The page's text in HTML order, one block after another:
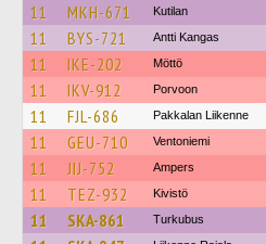
11 MKH-671 Kutilan
11 BYS-721 Antti Kangas
11 IKE-202 Möttö
11 IKV-912 Porvoon
11 FJL-686 Pakkalan Liikenne
11 GEU-710 Ventoniemi
11 JIJ-752 Ampers
11 TEZ-932 Kivistö
11 SKA-861 Turkubus